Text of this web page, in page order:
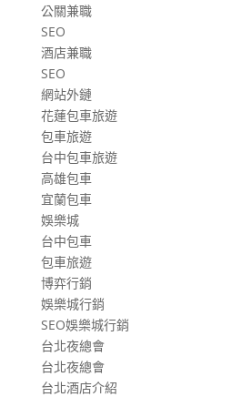
公關兼職
SEO
酒店兼職
SEO
網站外鏈
花蓮包車旅遊
包車旅遊
台中包車旅遊
高雄包車
宜蘭包車
娛樂城
台中包車
包車旅遊
博弈行銷
娛樂城行銷
SEO娛樂城行銷
台北夜總會
台北夜總會
台北酒店介紹